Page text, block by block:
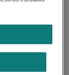
nadie que
y que haces
pero
haciendo
más de lo
que no lo